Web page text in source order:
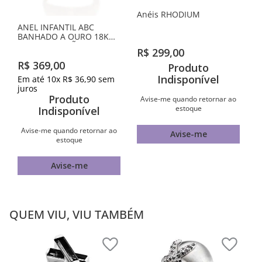
ANEL INFANTIL ABC
BANHADO A OURO 18K
COM APLICAÇÃO DE
R$ 369,00
Em até 10x R$ 36,90 sem
juros
Produto
Indisponível
Avise-me quando retornar ao
estoque
Avise-me
Anéis RHODIUM
R$ 299,00
Produto
Indisponível
Avise-me quando retornar ao
estoque
Avise-me
QUEM VIU, VIU TAMBÉM